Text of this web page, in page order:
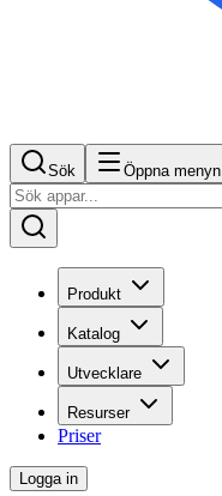
Sök Öppna menyn
Produkt
Katalog
Utvecklare
Resurser
Priser
Logga in